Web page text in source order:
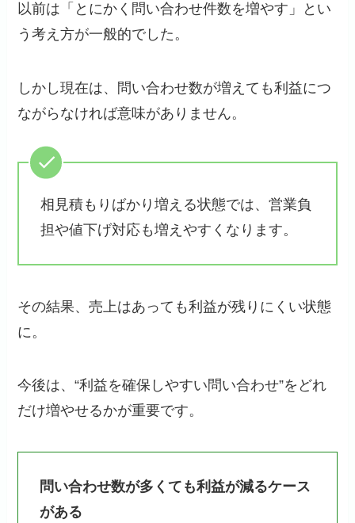
以前は「とにかく問い合わせ件数を増やす」とい
う考え方が一般的でした。
しかし現在は、問い合わせ数が増えても利益につ
ながらなければ意味がありません。
相見積もりばかり増える状態では、営業負
担や値下げ対応も増えやすくなります。
その結果、売上はあっても利益が残りにくい状態
に。
今後は、“利益を確保しやすい問い合わせ”をどれ
だけ増やせるかが重要です。
問い合わせ数が多くても利益が減るケース
がある